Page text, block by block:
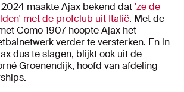
maakte Ajax bekend dat'ze de
met de profclub uit Italië. Met de
Como 1907 hoopte Ajax het
verder te versterken. En in
dus te slagen, blijkt ook uit de
Groenendijk, hoofd van afdeling